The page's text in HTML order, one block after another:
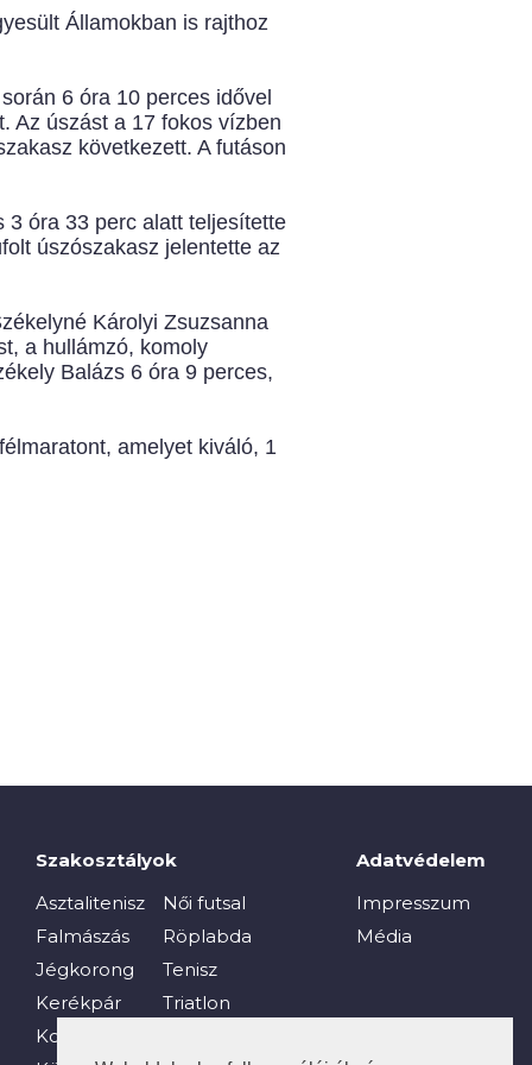
Államokban is rajthoz
6 óra 10 perces idővel
Az úszást a 17 fokos vízben
következett. A futáson
3 óra 33 perc alatt teljesítette
úszószakasz jelentette az
Károlyi Zsuzsanna
a hullámzó, komoly
Balázs 6 óra 9 perces,
amelyet kiváló, 1
Szakosztályok
Asztalitenisz
Falmászás
Jégkorong
Kerékpár
Kosárlabda
Női futsal
Röplabda
Tenisz
Triatlon
Adatvédelem
Impresszum
Média